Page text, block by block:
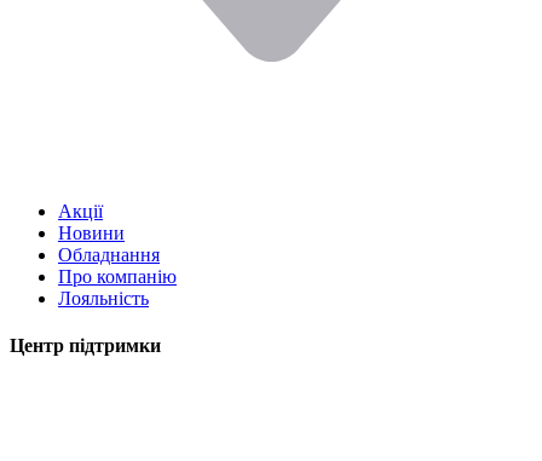
Акції
Новини
Обладнання
Про компанію
Лояльність
Центр підтримки